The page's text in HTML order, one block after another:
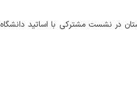
در نشست مشترکی با اساتید دانشگاه